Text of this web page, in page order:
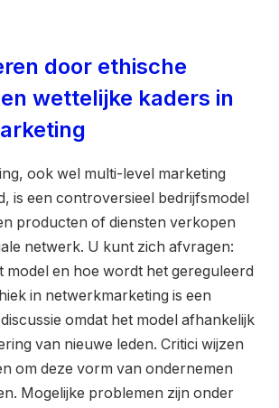
door ethische
wettelijke kaders in
ook wel multi-level marketing
is een controversieel bedrijfsmodel
producten of diensten verkopen
netwerk. U kunt zich afvragen:
model en hoe wordt het gereguleerd
in netwerkmarketing is een
omdat het model afhankelijk
van nieuwe leden. Critici wijzen
om deze vorm van ondernemen
Mogelijke problemen zijn onder